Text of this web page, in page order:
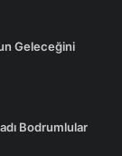
Geleceğini
Bodrumlular